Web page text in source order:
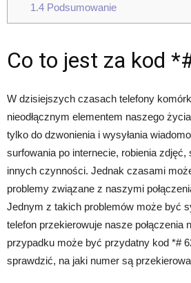
1.4Podsumowanie
Co to jest za kod
W dzisiejszych czasach telefony
nieodłącznym elementem naszego
tylko do dzwonienia i wysyłania
surfowania po internecie, robienia zdjęć,
innych czynności. Jednak czasami
problemy związane z naszymi
Jednym z takich problemów może być
telefon przekierowuje nasze połączenia
przypadku może być przydatny kod *#
sprawdzić, na jaki numer są